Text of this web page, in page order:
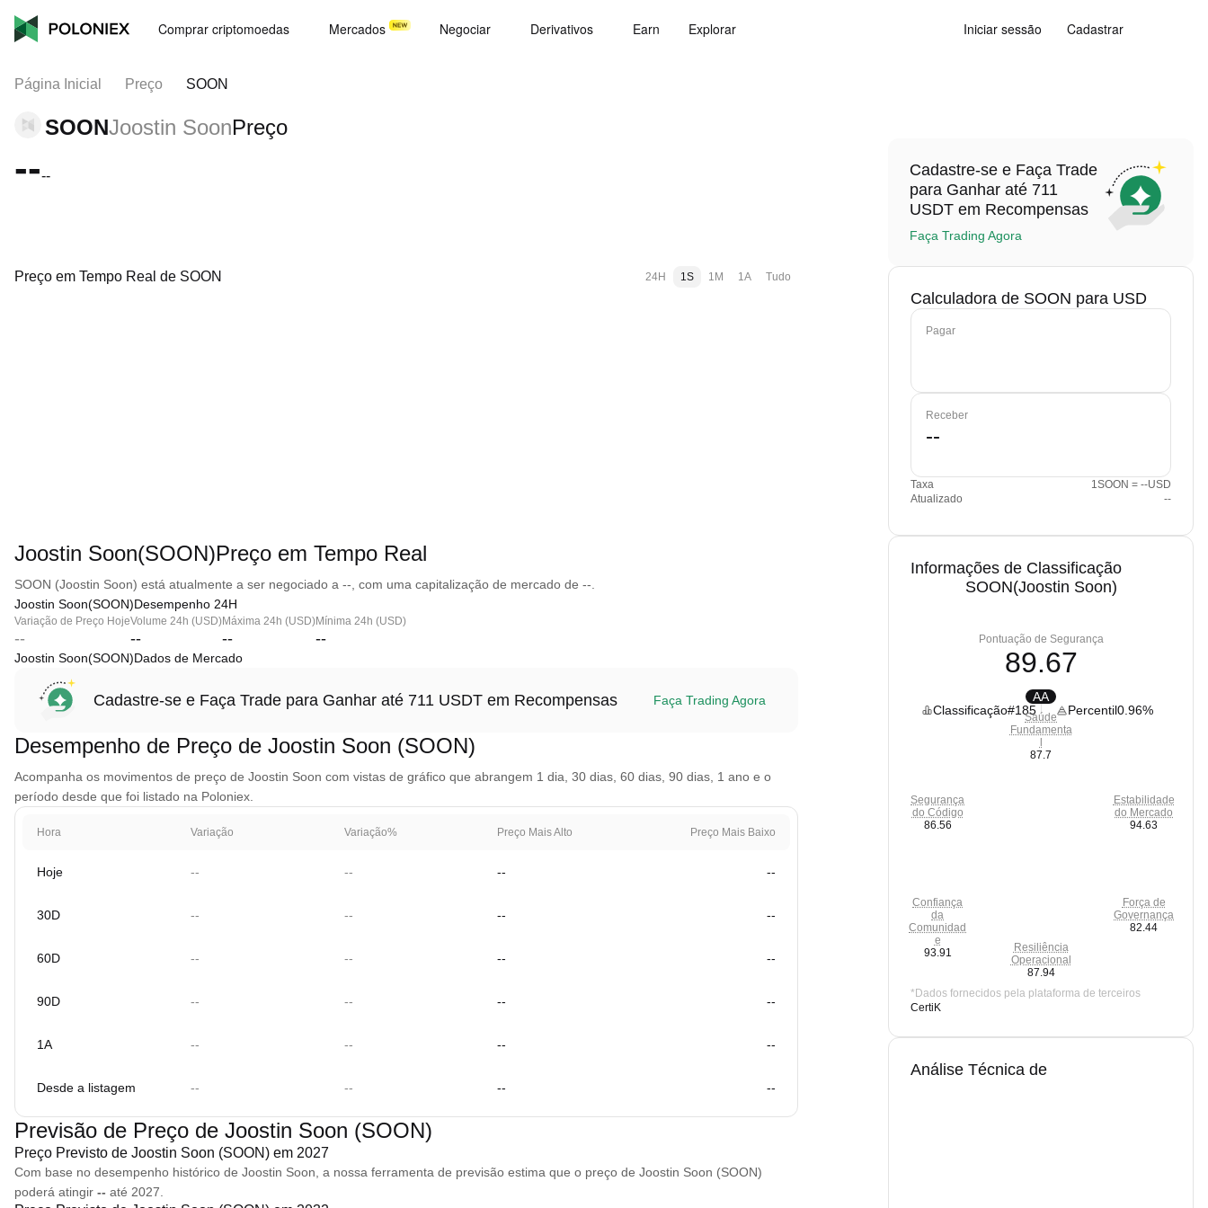
Comprar criptomoedas Mercados Negociar Derivativos Earn Explorar Iniciar sessão Cadastrar
Página Inicial Preço SOON
SOONJoostin SoonPreço
----
Preço em Tempo Real de SOON 24H 1S 1M 1A Tudo
Joostin Soon(SOON)Preço em Tempo Real
SOON (Joostin Soon) está atualmente a ser negociado a --, com uma capitalização de mercado de --.
Joostin Soon(SOON)Desempenho 24H
Variação de Preço Hoje
--
Volume 24h (USD)
--
Máxima 24h (USD)
--
Mínima 24h (USD)
--
Joostin Soon(SOON)Dados de Mercado
Cadastre-se e Faça Trade para Ganhar até 711 USDT em Recompensas Faça Trading Agora
Desempenho de Preço de Joostin Soon (SOON)
Acompanha os movimentos de preço de Joostin Soon com vistas de gráfico que abrangem 1 dia, 30 dias, 60 dias, 90 dias, 1 ano e o
período desde que foi listado na Poloniex.
Hora Variação Variação% Preço Mais Alto Preço Mais Baixo
Hoje -- -- -- --
30D -- -- -- --
60D -- -- -- --
90D -- -- -- --
1A -- -- -- --
Desde a listagem -- -- -- --
Previsão de Preço de Joostin Soon (SOON)
Preço Previsto de Joostin Soon (SOON) em 2027
Com base no desempenho histórico de Joostin Soon, a nossa ferramenta de previsão estima que o preço de Joostin Soon (SOON)
poderá atingir -- até 2027.
Cadastre-se e Faça Trade
para Ganhar até 711
USDT em Recompensas
Faça Trading Agora
Calculadora de SOON para USD
Pagar
Receber
Taxa
1SOON = --USD
Atualizado
--
Informações de Classificação
SOON(Joostin Soon)
Pontuação de Segurança
89.67
AA
Classificação#185 Percentil0.96%
Saúde
Fundamenta
87.7
Segurança
do Código
86.56
Confiança
da
Comunidad
e
93.91
Resiliência
Operacional
87.94
Força de
Governança
82.44
Estabilidade
do Mercado
94.63
*Dados fornecidos pela plataforma de terceiros
CertiK
Análise Técnica de